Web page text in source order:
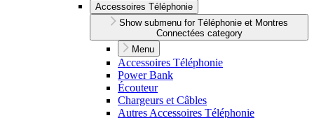
Accessoires Téléphonie
Show submenu for Téléphonie et Montres
Connectées category
Menu
Accessoires Téléphonie
Power Bank
Écouteur
Chargeurs et Câbles
Autres Accessoires Téléphonie